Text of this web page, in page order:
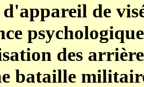
de
des
bataille